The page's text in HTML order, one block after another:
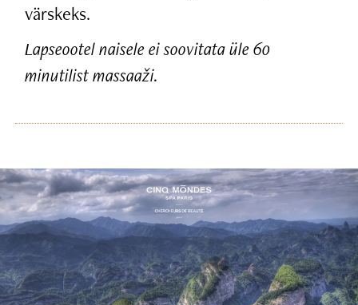
värskeks.
Lapseootel naisele ei soovitata üle 60
minutilist massaaži.